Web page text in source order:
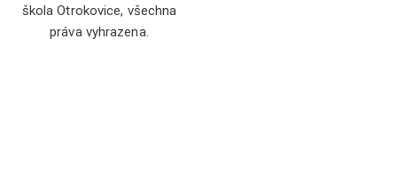
škola Otrokovice, všechna
práva vyhrazena.